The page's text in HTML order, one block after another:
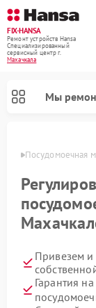
FIX-HANSA
Ремонт устройств Hansa
Специализированный
cервисный центр г.
Махачкала
Мы
Посудомоечная
Привезем
Гарантия